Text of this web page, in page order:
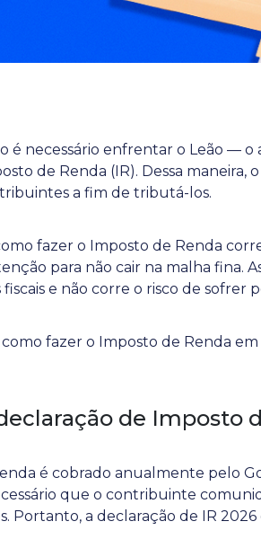
é necessário enfrentar o Leão —
de Renda (IR). Dessa
a fim de tributá-los.
fazer o Imposto de Renda
para não cair na malha fina.
e não corre o risco de sofrer
fazer o Imposto de Renda
de Imposto
é cobrado anualmente pelo
que o contribuinte
Portanto, a declaração de IR